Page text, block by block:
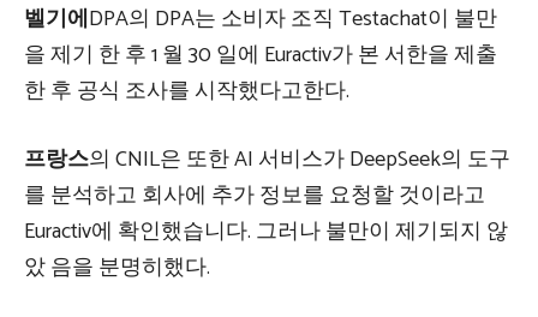
벨기에DPA의 DPA는 소비자 조직 Testachat이 불만
을 제기 한 후 1 월 30 일에 Euractiv가 본 서한을 제출
한 후 공식 조사를 시작했다고한다.
프랑스의 CNIL은 또한 AI 서비스가 DeepSeek의 도구
를 분석하고 회사에 추가 정보를 요청할 것이라고
Euractiv에 확인했습니다. 그러나 불만이 제기되지 않
았 음을 분명히했다.